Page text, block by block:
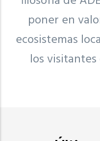
poner en
ecosistemas
los